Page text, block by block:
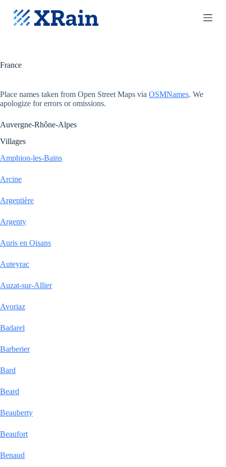
S
k
c
t
e
France
Place names taken from Open Street Maps via OSMNames. We
apologize for errors or omissions.
Auvergne-Rhône-Alpes
Villages
Amphion-les-Bains
Arcine
Argentière
Argenty
Auris en Oisans
Auteyrac
Auzat-sur-Allier
Avoriaz
Badarel
Barberier
Bard
Beard
Beauberty
Beaufort
Benaud